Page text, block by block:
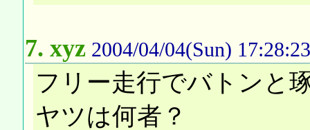
7. xyz 2004/04/04(Sun) 17:28:23
フリー走行でバトンと
ヤツは何者？